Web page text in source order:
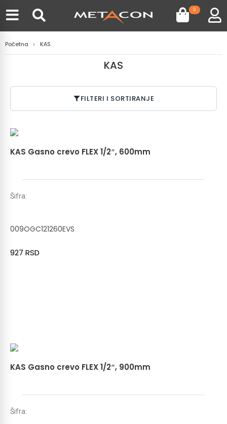
0
Početna KAS
KAS
FILTERI I SORTIRANJE
KAS Gasno crevo FLEX 1/2″, 600mm
Šifra:
009OGC121260EVS
927 RSD
KAS Gasno crevo FLEX 1/2″, 900mm
Šifra: